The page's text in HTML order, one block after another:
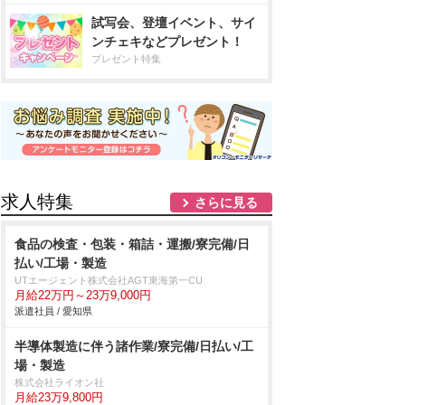
試写会、登壇イベント、サイ
ンチェキなどプレゼント！
プレゼント特集
求人特集 さらに見る
食品の検査・包装・箱詰・運搬/寮完備/日
払い/工場・製造
UTエージェント株式会社AGT東海第一CU
月給22万円～23万9,000円
派遣社員 / 愛知県
半導体製造に伴う諸作業/寮完備/日払い/工
場・製造
株式会社ライオン社
月給23万9,800円